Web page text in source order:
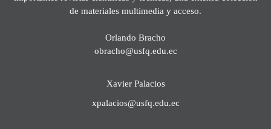
de materiales multimedia y acceso.
Orlando Bracho
obracho@usfq.edu.ec
Xavier Palacios
xpalacios@usfq.edu.ec